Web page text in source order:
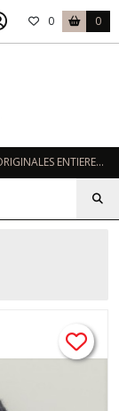
0 0
PLUS QU'UN VETEMENT, DES CREATIONS UNIQUES ET ORIGINALES ENTIEREMENT REALISEES A LA MAIN EN FRANCE